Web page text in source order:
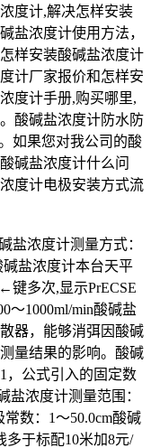
度计,解决怎样安装
盐浓度计使用方法，
样安装酸碱盐浓度计
计厂家报价和怎样安
度计手册,购买哪里,
酸碱盐浓度计防水防
如果您对我公司的酸
碱盐浓度计什么问
度计电极安装方式流
盐浓度计测量方式：
盐浓度计本台天平
键多次,显示PrECSE
～1000ml/min酸碱盐
器，能够消弭因酸碱
量结果的影响。酸碱
，公式引入的固定数
盐浓度计测量范围：
数：1～50.0cm酸碱
多于标配10米加8元/